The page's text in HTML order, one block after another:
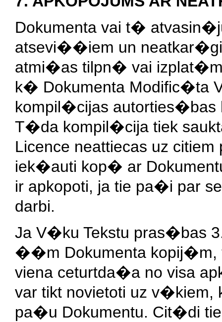
Dokumenta vai t�
atsevi��iem un
atmi�as tilpn� vai
k� Dokumenta Modific�ta
kompil�cijas
T�da kompil�cija tiek
Licence neattiecas uz
iek�auti kop� ar
ir apkopoti, ja tie pa�i par
darbi.
Ja V�ku Tekstu pras�bas
��m Dokumenta kopij�m,
viena ceturtda�a no visa
var tikt novietoti uz
pa�u Dokumentu. Cit�di